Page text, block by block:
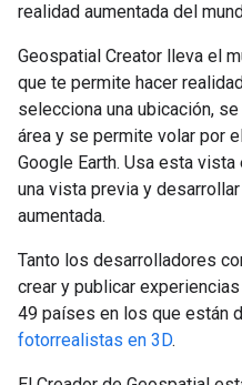
realidad aumentada del
Geospatial Creator lleva el
que te permite hacer
selecciona una ubicación,
área y se permite volar por
Google Earth. Usa esta
una vista previa y
aumentada.
Tanto los desarrolladores
crear y publicar
49 países en los que están
fotorrealistas en 3D.